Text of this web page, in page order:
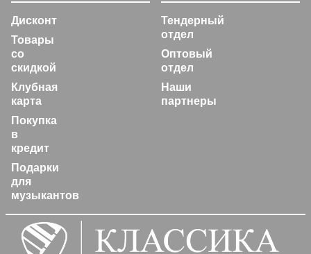
Дисконт
Товары
со
скидкой
Клубная
карта
Покупка
в
кредит
Подарки
для
музыкантов
Тендерный
отдел
Оптовый
отдел
Наши
партнеры